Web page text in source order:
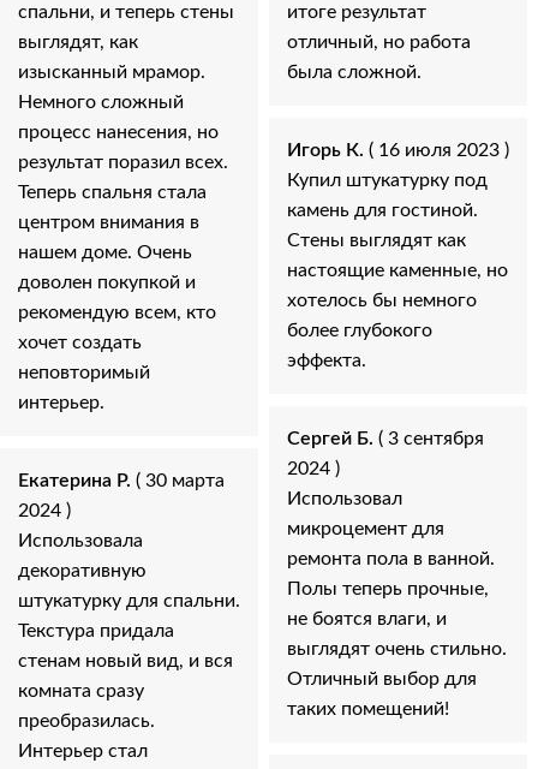
спальни, и теперь стены
выглядят, как
изысканный мрамор.
Немного сложный
процесс нанесения, но
результат поразил всех.
Теперь спальня стала
центром внимания в
нашем доме. Очень
доволен покупкой и
рекомендую всем, кто
хочет создать
неповторимый
интерьер.
Екатерина Р. ( 30 марта
2024 )
Использовала
декоративную
штукатурку для спальни.
Текстура придала
стенам новый вид, и вся
комната сразу
преобразилась.
Интерьер стал
итоге результат
отличный, но работа
была сложной.
Игорь К. ( 16 июля 2023 )
Купил штукатурку под
камень для гостиной.
Стены выглядят как
настоящие каменные, но
хотелось бы немного
более глубокого
эффекта.
Сергей Б. ( 3 сентября
2024 )
Использовал
микроцемент для
ремонта пола в ванной.
Полы теперь прочные,
не боятся влаги, и
выглядят очень стильно.
Отличный выбор для
таких помещений!